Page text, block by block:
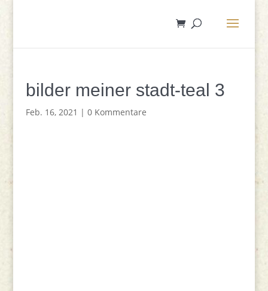
bilder meiner stadt-teal 3
Feb. 16, 2021 | 0 Kommentare